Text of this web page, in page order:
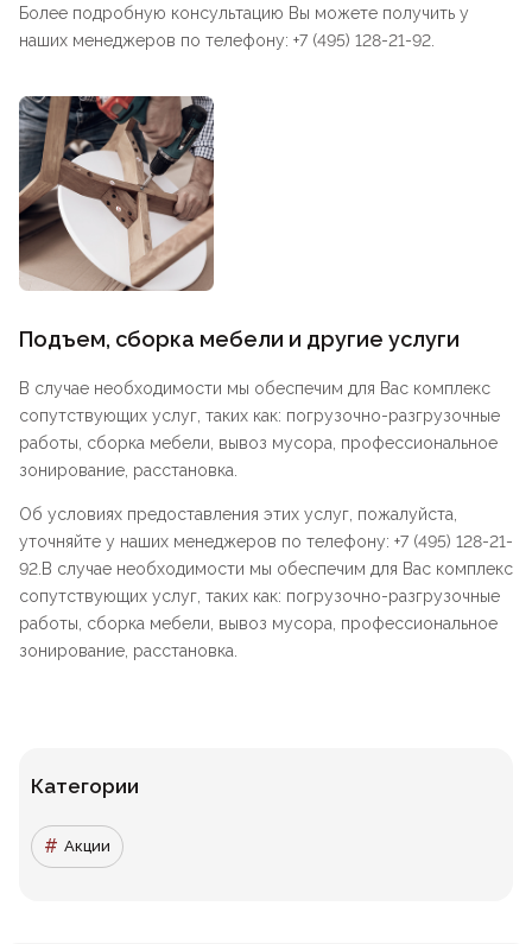
Более подробную консультацию Вы можете получить у
наших менеджеров по телефону: +7 (495) 128-21-92.
Подъем, сборка мебели и другие услуги
В случае необходимости мы обеспечим для Вас комплекс
сопутствующих услуг, таких как: погрузочно-разгрузочные
работы, сборка мебели, вывоз мусора, профессиональное
зонирование, расстановка.
Об условиях предоставления этих услуг, пожалуйста,
уточняйте у наших менеджеров по телефону: +7 (495) 128-21-
92.В случае необходимости мы обеспечим для Вас комплекс
сопутствующих услуг, таких как: погрузочно-разгрузочные
работы, сборка мебели, вывоз мусора, профессиональное
зонирование, расстановка.
Категории
Акции